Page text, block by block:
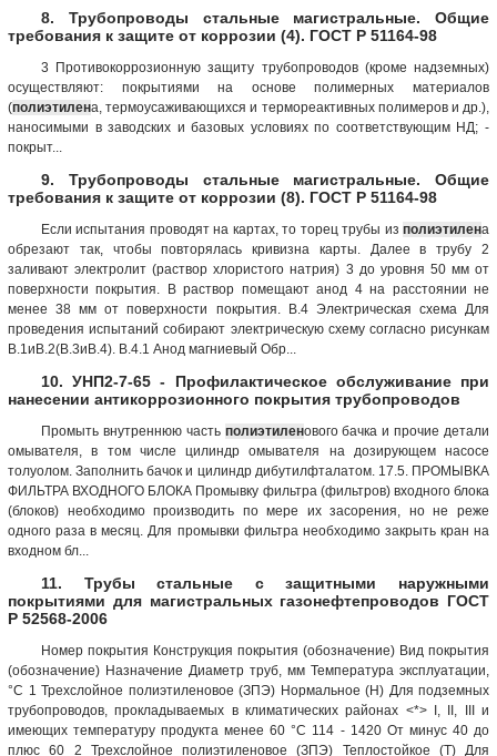
8. Трубопроводы стальные магистральные. Общие
требования к защите от коррозии (4). ГОСТ Р 51164-98
3 Противокоррозионную защиту трубопроводов (кроме надземных)
осуществляют: покрытиями на основе полимерных материалов
(полиэтилена, термоусаживающихся и термореактивных полимеров и др.),
наносимыми в заводских и базовых условиях по соответствующим НД; -
покрыт...
9. Трубопроводы стальные магистральные. Общие
требования к защите от коррозии (8). ГОСТ Р 51164-98
Если испытания проводят на картах, то торец трубы из полиэтилена
обрезают так, чтобы повторялась кривизна карты. Далее в трубу 2
заливают электролит (раствор хлористого натрия) 3 до уровня 50 мм от
поверхности покрытия. В раствор помещают анод 4 на расстоянии не
менее 38 мм от поверхности покрытия. В.4 Электрическая схема Для
проведения испытаний собирают электрическую схему согласно рисункам
B.1иВ.2(В.3иВ.4). В.4.1 Анод магниевый Обр...
10. УНП2-7-65 - Профилактическое обслуживание при
нанесении антикоррозионного покрытия трубопроводов
Промыть внутреннюю часть полиэтиленового бачка и прочие детали
омывателя, в том числе цилиндр омывателя на дозирующем насосе
толуолом. Заполнить бачок и цилиндр дибутилфталатом. 17.5. ПРОМЫВКА
ФИЛЬТРА ВХОДНОГО БЛОКА Промывку фильтра (фильтров) входного блока
(блоков) необходимо производить по мере их засорения, но не реже
одного раза в месяц. Для промывки фильтра необходимо закрыть кран на
входном бл...
11. Трубы стальные с защитными наружными
покрытиями для магистральных газонефтепроводов ГОСТ
Р 52568-2006
Номер покрытия Конструкция покрытия (обозначение) Вид покрытия
(обозначение) Назначение Диаметр труб, мм Температура эксплуатации,
°С 1 Трехслойное полиэтиленовое (ЗПЭ) Нормальное (Н) Для подземных
трубопроводов, прокладываемых в климатических районах <*> I, II, III и
имеющих температуру продукта менее 60 °С 114 - 1420 От минус 40 до
плюс 60 2 Трехслойное полиэтиленовое (ЗПЭ) Теплостойкое (Т) Для